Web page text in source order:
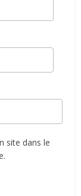
site dans le